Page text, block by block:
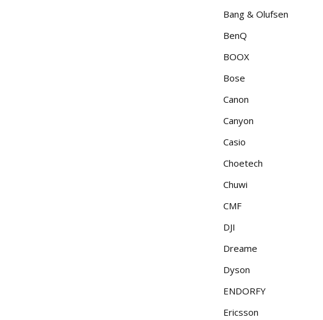
Bang & Olufsen
BenQ
BOOX
Bose
Canon
Canyon
Casio
Choetech
Chuwi
CMF
DJI
Dreame
Dyson
ENDORFY
Ericsson